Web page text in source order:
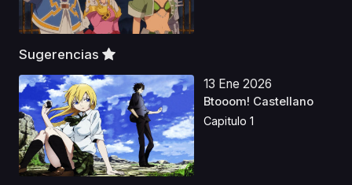
Sugerencias
13 Ene 2026
Btooom! Castellano
Capitulo 1